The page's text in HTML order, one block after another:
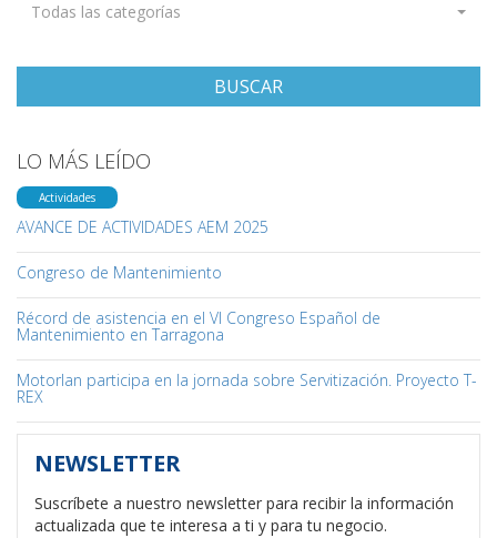
Todas las categorías
BUSCAR
LO MÁS LEÍDO
Actividades
AVANCE DE ACTIVIDADES AEM 2025
Congreso de Mantenimiento
Récord de asistencia en el VI Congreso Español de
Mantenimiento en Tarragona
Motorlan participa en la jornada sobre Servitización. Proyecto T-
REX
NEWSLETTER
Suscríbete a nuestro newsletter para recibir la información
actualizada que te interesa a ti y para tu negocio.